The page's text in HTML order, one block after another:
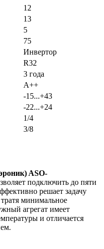
12
13
5
75
Инвертор
R32
3 года
A++
-15...+43
-22...+24
1/4
3/8
ASO-
подключить до пяти
решает задачу
минимальное
агрегат имеет
и отличается